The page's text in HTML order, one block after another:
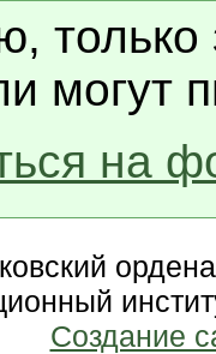
только
могут
на
Создание